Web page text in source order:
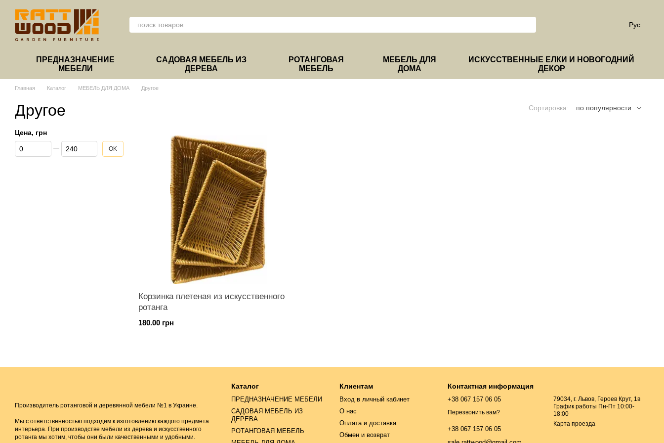
Перейти к основному контенту
Рус
ПРЕДНАЗНАЧЕНИЕ
МЕБЕЛИ
САДОВАЯ МЕБЕЛЬ ИЗ
ДЕРЕВА
РОТАНГОВАЯ
МЕБЕЛЬ
МЕБЕЛЬ ДЛЯ
ДОМА
ИСКУССТВЕННЫЕ ЕЛКИ И НОВОГОДНИЙ
ДЕКОР
Главная Каталог МЕБЕЛЬ ДЛЯ ДОМА Другое
Другое Сортировка: по популярности
Корзинка плетеная из искусственного
ротанга
180.00 грн
Цена, грн
От Цена, грн
До Цена, грн OK
Производитель ротанговой и деревянной мебели №1 в Украине.
Мы с ответственностью подходим к изготовлению каждого предмета
интерьера. При производстве мебели из дерева и искусственного
ротанга мы хотим, чтобы они были качественными и удобными.
Каталог
ПРЕДНАЗНАЧЕНИЕ МЕБЕЛИ
САДОВАЯ МЕБЕЛЬ ИЗ
ДЕРЕВА
РОТАНГОВАЯ МЕБЕЛЬ
Клиентам
Вход в личный кабинет
О нас
Оплата и доставка
Обмен и возврат
Контактная информация
+38 067 157 06 05
Перезвонить вам?
+38 067 157 06 05
79034, г. Львов, Героев Крут, 1в
График работы Пн-Пт 10:00-
18:00
Карта проезда